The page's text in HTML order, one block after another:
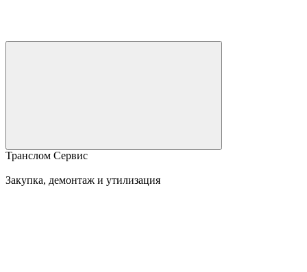
Транслом Сервис
Закупка, демонтаж и утилизация